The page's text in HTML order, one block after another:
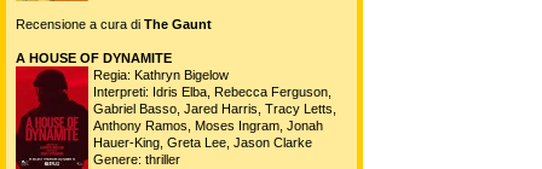
Recensione a cura di The Gaunt
A HOUSE OF DYNAMITE
Regia: Kathryn Bigelow
Interpreti: Idris Elba, Rebecca Ferguson,
Gabriel Basso, Jared Harris, Tracy Letts,
Anthony Ramos, Moses Ingram, Jonah
Hauer-King, Greta Lee, Jason Clarke
Genere: thriller